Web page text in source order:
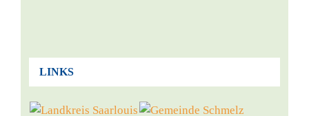
LINKS